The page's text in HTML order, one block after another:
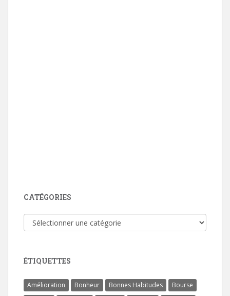
CATÉGORIES
Catégories
ÉTIQUETTES
Amélioration Bonheur Bonnes Habitudes
Bourse